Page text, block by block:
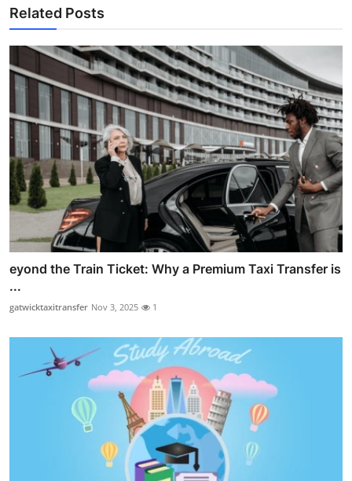
Related Posts
eyond the Train Ticket: Why a Premium Taxi Transfer is
...
gatwicktaxitransfer Nov 3, 2025 1